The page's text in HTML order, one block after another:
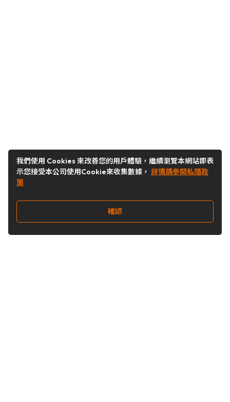
我們使用 Cookies 來改善您的用戶體驗，繼續瀏覽本網站即表
示您接受本公司使用Cookie來收集數據， 詳情請參閱私隱政
策
確認